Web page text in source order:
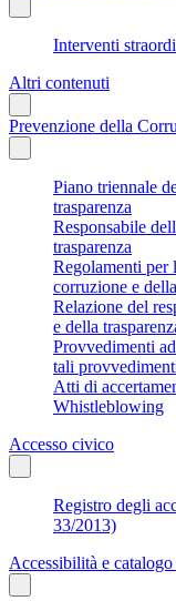
Interventi
Altri contenuti
Prevenzione della
Piano triennale
trasparenza
Responsabile
trasparenza
Regolamenti per
corruzione e
Relazione del
e della
Provvedimenti
tali
Atti di
Whistleblowing
Accesso civico
Registro degli
33/2013)
Accessibilità e